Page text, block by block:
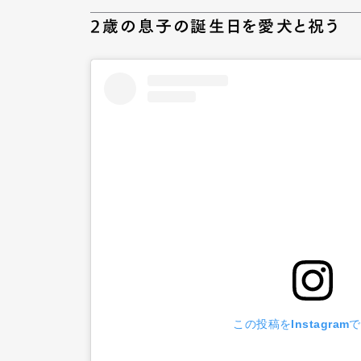
2歳の息子の誕生日を愛犬と祝う
この投稿をInstagramで